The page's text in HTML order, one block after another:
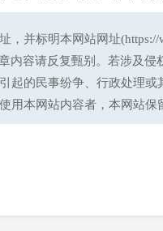
并标明本网站网址(https://
内容请反复甄别。若涉及侵
起的民事纷争、行政处理或
用本网站内容者，本网站保